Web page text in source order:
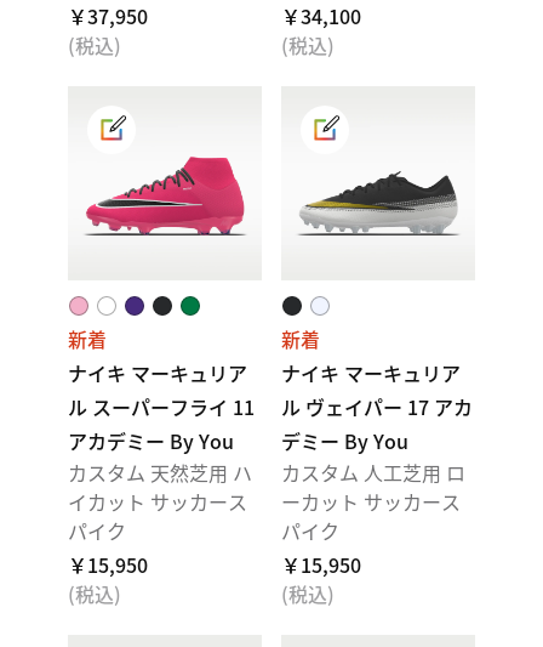
￥37,950
(税込)
￥34,100
(税込)
新着
ナイキ マーキュリア
ル スーパーフライ 11
アカデミー By You
カスタム 天然芝用 ハ
イカット サッカース
パイク
￥15,950
(税込)
新着
ナイキ マーキュリア
ル ヴェイパー 17 アカ
デミー By You
カスタム 人工芝用 ロ
ーカット サッカース
パイク
￥15,950
(税込)